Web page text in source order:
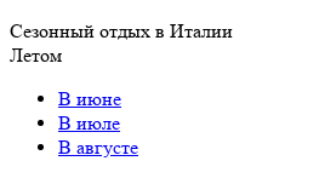
Сезонный отдых в Италии
Летом
В июне
В июле
В августе